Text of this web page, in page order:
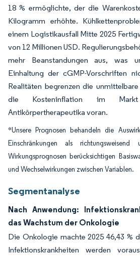
18 % ermöglichte, der die
Kilogramm erhöhte.
einem Logistikausfall Mitte 2025
von 12 Millionen USD.
mehr Beanstandungen aus, was
Einhaltung der cGMP-Vorschriften
Realitäten begrenzen die
die Kosteninflation im
Antikörpertherapeutika voran.
*Unsere Prognosen behandeln die
Einschränkungen als
Wirkungsprognosen berücksichtigen
und Wechselwirkungen zwischen Variablen.
Segmentanalyse
Nach Anwendung:
das Wachstum der Onkologie
Die Onkologie machte 2025 46,43 %
Infektionskrankheiten werden